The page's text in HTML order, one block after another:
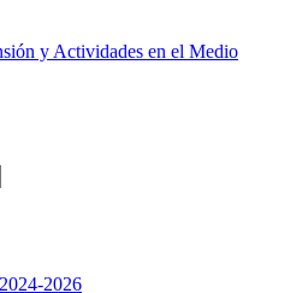
y Actividades en el Medio
2026